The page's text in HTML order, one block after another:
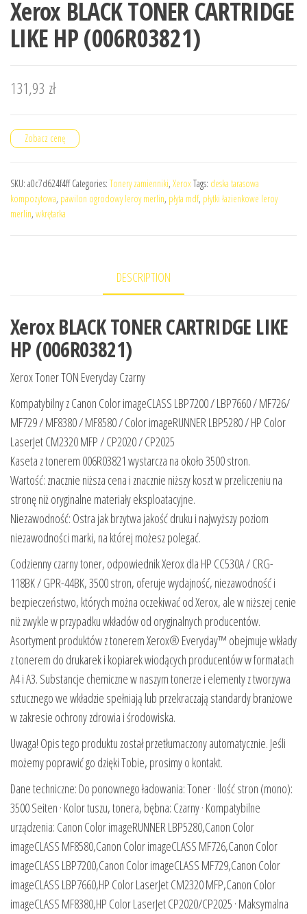
Xerox BLACK TONER CARTRIDGE
LIKE HP (006R03821)
131,93 zł
Zobacz cenę
SKU: a0c7d624f4ff Categories: Tonery zamienniki, XeroxTags: deska tarasowa
kompozytowa, pawilon ogrodowy leroy merlin, płyta mdf, płytki łazienkowe leroy
merlin, wkrętarka
DESCRIPTION
Xerox BLACK TONER CARTRIDGE LIKE
HP (006R03821)
Xerox Toner TON Everyday Czarny
Kompatybilny z Canon Color imageCLASS LBP7200 / LBP7660 / MF726/
MF729 / MF8380 / MF8580 / Color imageRUNNER LBP5280 / HP Color
LaserJet CM2320 MFP / CP2020 / CP2025
Kaseta z tonerem 006R03821 wystarcza na około 3500 stron.
Wartość: znacznie niższa cena i znacznie niższy koszt w przeliczeniu na
stronę niż oryginalne materiały eksploatacyjne.
Niezawodność: Ostra jak brzytwa jakość druku i najwyższy poziom
niezawodności marki, na której możesz polegać.
Codzienny czarny toner, odpowiednik Xerox dla HP CC530A / CRG-
118BK / GPR-44BK, 3500 stron, oferuje wydajność, niezawodność i
bezpieczeństwo, których można oczekiwać od Xerox, ale w niższej cenie
niż zwykle w przypadku wkładów od oryginalnych producentów.
Asortyment produktów z tonerem Xerox® Everyday™ obejmuje wkłady
z tonerem do drukarek i kopiarek wiodących producentów w formatach
A4 i A3. Substancje chemiczne w naszym tonerze i elementy z tworzywa
sztucznego we wkładzie spełniają lub przekraczają standardy branżowe
w zakresie ochrony zdrowia i środowiska.
Uwaga! Opis tego produktu został przetłumaczony automatycznie. Jeśli
możemy poprawić go dzięki Tobie, prosimy o kontakt.
Dane techniczne: Do ponownego ładowania: Toner · Ilość stron (mono):
3500 Seiten · Kolor tuszu, tonera, bębna: Czarny · Kompatybilne
urządzenia: Canon Color imageRUNNER LBP5280,Canon Color
imageCLASS MF8580,Canon Color imageCLASS MF726,Canon Color
imageCLASS LBP7200,Canon Color imageCLASS MF729,Canon Color
imageCLASS LBP7660,HP Color LaserJet CM2320 MFP,Canon Color
imageCLASS MF8380,HP Color LaserJet CP2020/CP2025 · Maksymalna